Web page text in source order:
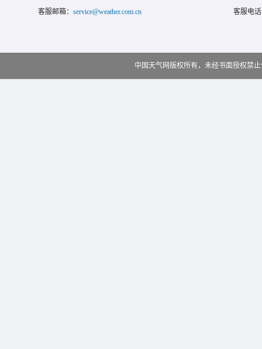
客服邮箱： service@weather.com.cn 客服电
中国天气网版权所有，未经书面授权